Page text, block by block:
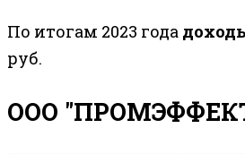
По итогам 2023 года
руб.
ООО